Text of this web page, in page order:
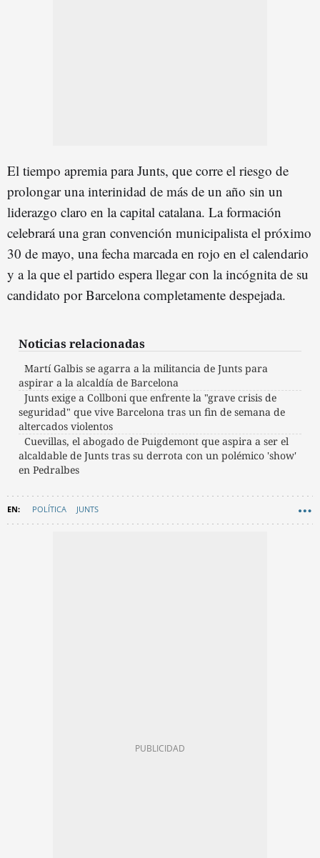
El tiempo apremia para Junts, que corre el riesgo de
prolongar una interinidad de más de un año sin un
liderazgo claro en la capital catalana. La formación
celebrará una gran convención municipalista el próximo
30 de mayo, una fecha marcada en rojo en el calendario
y a la que el partido espera llegar con la incógnita de su
candidato por Barcelona completamente despejada.
Noticias relacionadas
Martí Galbis se agarra a la militancia de Junts para
aspirar a la alcaldía de Barcelona
Junts exige a Collboni que enfrente la "grave crisis de
seguridad" que vive Barcelona tras un fin de semana de
altercados violentos
Cuevillas, el abogado de Puigdemont que aspira a ser el
alcaldable de Junts tras su derrota con un polémico 'show'
en Pedralbes
POLÍTICA JUNTS